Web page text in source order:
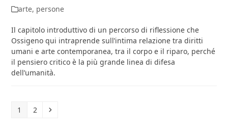
arte, persone
Il capitolo introduttivo di un percorso di riflessione che
Ossigeno qui intraprende sull’intima relazione tra diritti
umani e arte contemporanea, tra il corpo e il riparo, perché
il pensiero critico è la più grande linea di difesa
dell’umanità.
Pagina
1 Pagina
2 Successivo